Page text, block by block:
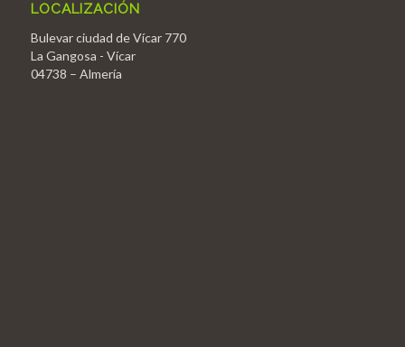
LOCALIZACIÓN
Bulevar ciudad de Vícar 770
La Gangosa - Vícar
04738 – Almería